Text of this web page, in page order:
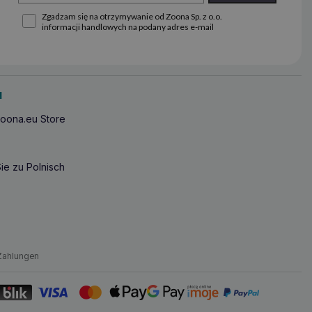
Zgadzam się na otrzymywanie od Zoona Sp. z o.o.
informacji handlowych na podany adres e-mail
Store
zu Polnisch